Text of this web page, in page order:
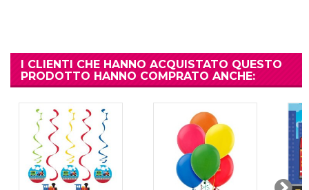
I CLIENTI CHE HANNO ACQUISTATO QUESTO
PRODOTTO HANNO COMPRATO ANCHE: